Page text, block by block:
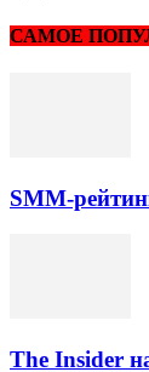
САМОЕ
SMM-
The Insider